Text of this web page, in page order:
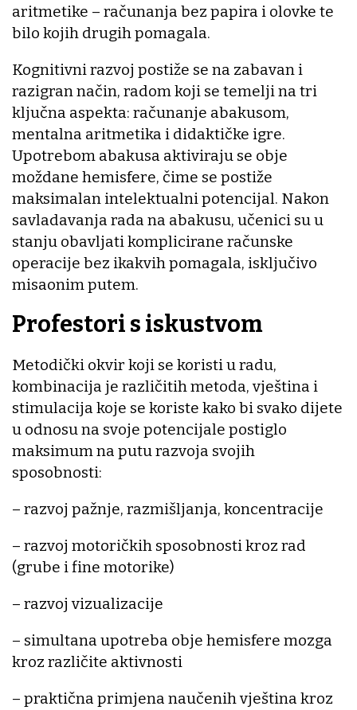
aritmetike – računanja bez papira i olovke te
bilo kojih drugih pomagala.
Kognitivni razvoj postiže se na zabavan i
razigran način, radom koji se temelji na tri
ključna aspekta: računanje abakusom,
mentalna aritmetika i didaktičke igre.
Upotrebom abakusa aktiviraju se obje
moždane hemisfere, čime se postiže
maksimalan intelektualni potencijal. Nakon
savladavanja rada na abakusu, učenici su u
stanju obavljati komplicirane računske
operacije bez ikakvih pomagala, isključivo
misaonim putem.
Profestori s iskustvom
Metodički okvir koji se koristi u radu,
kombinacija je različitih metoda, vještina i
stimulacija koje se koriste kako bi svako dijete
u odnosu na svoje potencijale postiglo
maksimum na putu razvoja svojih
sposobnosti:
– razvoj pažnje, razmišljanja, koncentracije
– razvoj motoričkih sposobnosti kroz rad
(grube i fine motorike)
– razvoj vizualizacije
– simultana upotreba obje hemisfere mozga
kroz različite aktivnosti
– praktična primjena naučenih vještina kroz